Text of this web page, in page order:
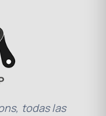
todas las